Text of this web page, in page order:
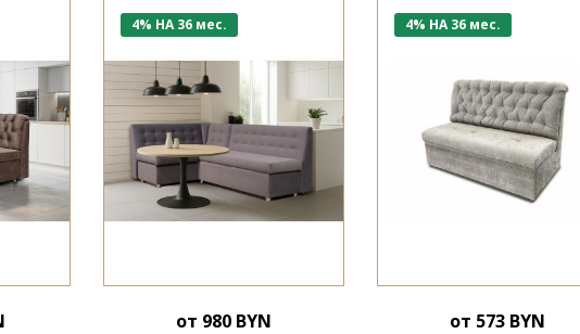
4% НА 36 мес.
от 980 BYN
4% НА 36 мес.
от 573 BYN